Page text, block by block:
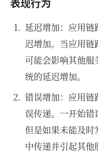
延迟增加：应用
迟增加。当应用
可能会影响其他
统的延迟增加。
错误增加：应用
误传递。一开始错
但是如果未能及
中传递并引起其他